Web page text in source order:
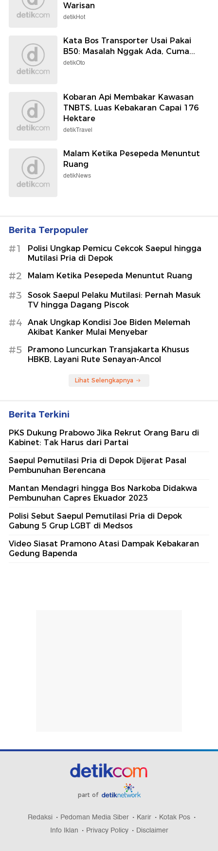
Warisan
detikHot
Kata Bos Transporter Usai Pakai
B50: Masalah Nggak Ada, Cuma...
detikOto
Kobaran Api Membakar Kawasan
TNBTS, Luas Kebakaran Capai 176
Hektare
detikTravel
Malam Ketika Pesepeda Menuntut
Ruang
detikNews
Berita Terpopuler
#1
Polisi Ungkap Pemicu Cekcok Saepul hingga
Mutilasi Pria di Depok
#2 Malam Ketika Pesepeda Menuntut Ruang
#3
Sosok Saepul Pelaku Mutilasi: Pernah Masuk
TV hingga Dagang Piscok
#4
Anak Ungkap Kondisi Joe Biden Melemah
Akibat Kanker Mulai Menyebar
#5
Pramono Luncurkan Transjakarta Khusus
HBKB, Layani Rute Senayan-Ancol
Lihat Selengkapnya
Berita Terkini
PKS Dukung Prabowo Jika Rekrut Orang Baru di
Kabinet: Tak Harus dari Partai
Saepul Pemutilasi Pria di Depok Dijerat Pasal
Pembunuhan Berencana
Mantan Mendagri hingga Bos Narkoba Didakwa
Pembunuhan Capres Ekuador 2023
Polisi Sebut Saepul Pemutilasi Pria di Depok
Gabung 5 Grup LGBT di Medsos
Video Siasat Pramono Atasi Dampak Kebakaran
Gedung Bapenda
part of
Redaksi Pedoman Media Siber Karir
Kotak Pos
Info Iklan
Privacy Policy Disclaimer